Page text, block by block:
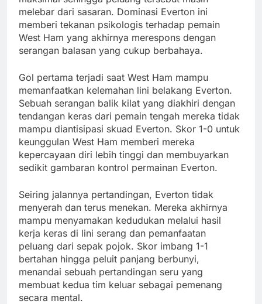
melebar dari sasaran. Dominasi Everton ini
memberi tekanan psikologis terhadap pemain
West Ham yang akhirnya merespons dengan
serangan balasan yang cukup berbahaya.
Gol pertama terjadi saat West Ham mampu
memanfaatkan kelemahan lini belakang Everton.
Sebuah serangan balik kilat yang diakhiri dengan
tendangan keras dari pemain tengah mereka tidak
mampu diantisipasi skuad Everton. Skor 1-0 untuk
keunggulan West Ham memberi mereka
kepercayaan diri lebih tinggi dan membuyarkan
sedikit gambaran kontrol permainan Everton.
Seiring jalannya pertandingan, Everton tidak
menyerah dan terus menekan. Mereka akhirnya
mampu menyamakan kedudukan melalui hasil
kerja keras di lini serang dan pemanfaatan
peluang dari sepak pojok. Skor imbang 1-1
bertahan hingga peluit panjang berbunyi,
menandai sebuah pertandingan seru yang
membuat kedua tim keluar sebagai pemenang
secara mental.